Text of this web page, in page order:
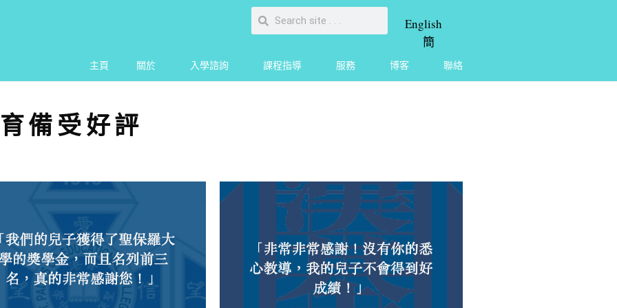
English
簡
主頁 關於 入學諮詢 課程指導 服務 博客 聯絡
備受好評